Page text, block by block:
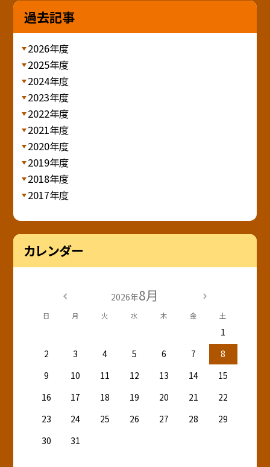
過去記事
2026年度
2025年度
2024年度
2023年度
2022年度
2021年度
2020年度
2019年度
2018年度
2017年度
カレンダー
2026年8月
日 月 火 水 木 金 土
1
2
3 4 5 6 7
8
9
10 11 12 13 14
15
16
17 18 19 20 21
22
23
24 25 26 27 28
29
30
31